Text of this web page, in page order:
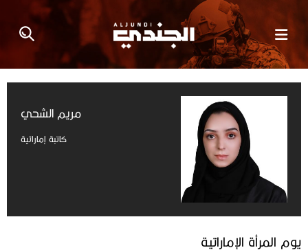
مريم الشحي
كاتبة إماراتية
يوم المرأة الإماراتية